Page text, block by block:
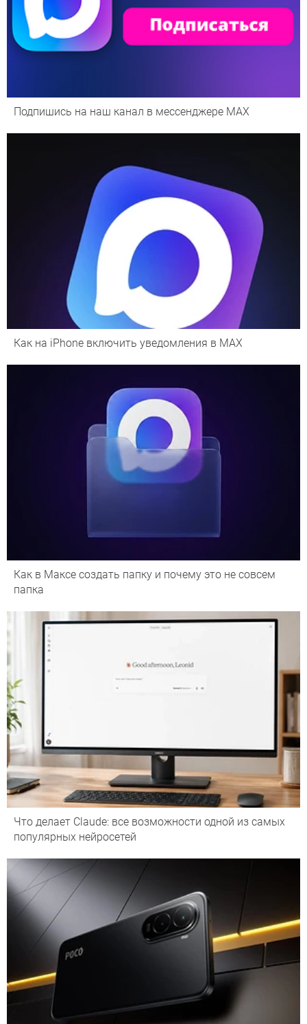
Подпишись на наш канал в мессенджере МАХ
Как на iPhone включить уведомления в MAX
Как в Максе создать папку и почему это не совсем
папка
Что делает Сlaude: все возможности одной из самых
популярных нейросетей